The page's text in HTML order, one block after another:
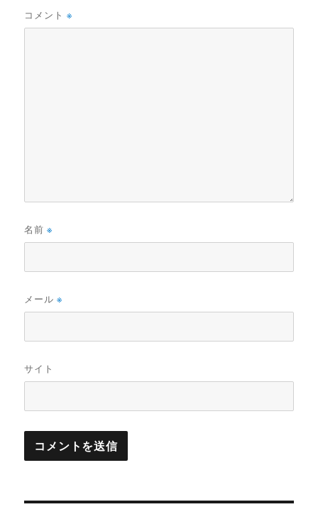
コメント※
名前※
メール※
サイト